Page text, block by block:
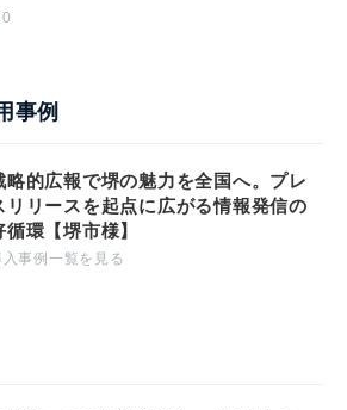
事例
略的広報で堺の魅力を全国へ。プレ
リリースを起点に広がる情報発信の
循環【堺市様】
入事例一覧を見る